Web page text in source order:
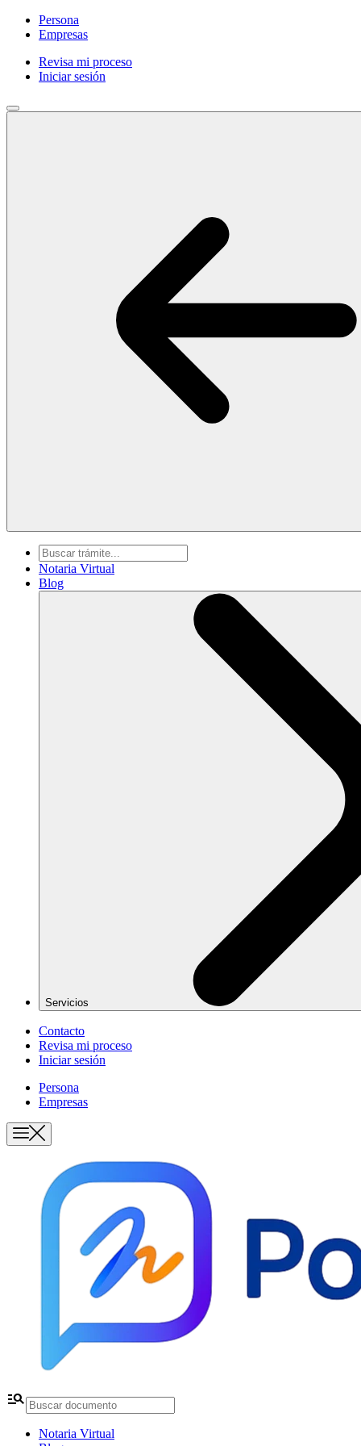
Persona
Empresas
Revisa mi proceso
Iniciar sesión
Notaria Virtual
Blog
Servicios
Contacto
Revisa mi proceso
Iniciar sesión
Persona
Empresas
manage_search
Notaria Virtual